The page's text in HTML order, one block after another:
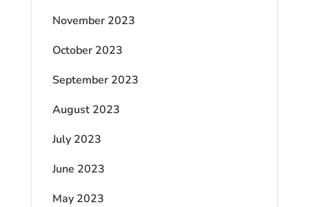
November 2023
October 2023
September 2023
August 2023
July 2023
June 2023
May 2023